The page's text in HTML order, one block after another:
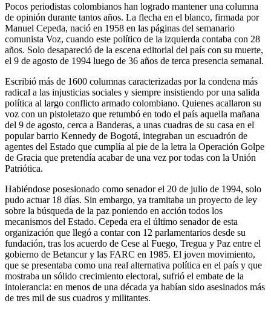
Pocos periodistas colombianos han logrado mantener una columna
de opinión durante tantos años. La flecha en el blanco, firmada por
Manuel Cepeda, nació en 1958 en las páginas del semanario
comunista Voz, cuando este político de la izquierda contaba con 28
años. Solo desapareció de la escena editorial del país con su muerte,
el 9 de agosto de 1994 luego de 36 años de terca presencia semanal.
Escribió más de 1600 columnas caracterizadas por la condena más
radical a las injusticias sociales y siempre insistiendo por una salida
política al largo conflicto armado colombiano. Quienes acallaron su
voz con un pistoletazo que retumbó en todo el país aquella mañana
del 9 de agosto, cerca a Banderas, a unas cuadras de su casa en el
popular barrio Kennedy de Bogotá, integraban un escuadrón de
agentes del Estado que cumplía al pie de la letra la Operación Golpe
de Gracia que pretendía acabar de una vez por todas con la Unión
Patriótica.
Habiéndose posesionado como senador el 20 de julio de 1994, solo
pudo actuar 18 días. Sin embargo, ya tramitaba un proyecto de ley
sobre la búsqueda de la paz poniendo en acción todos los
mecanismos del Estado. Cepeda era el último senador de esta
organización que llegó a contar con 12 parlamentarios desde su
fundación, tras los acuerdo de Cese al Fuego, Tregua y Paz entre el
gobierno de Betancur y las FARC en 1985. El joven movimiento,
que se presentaba como una real alternativa política en el país y que
mostraba un sólido crecimiento electoral, sufrió el embate de la
intolerancia: en menos de una década ya habían sido asesinados más
de tres mil de sus cuadros y militantes.